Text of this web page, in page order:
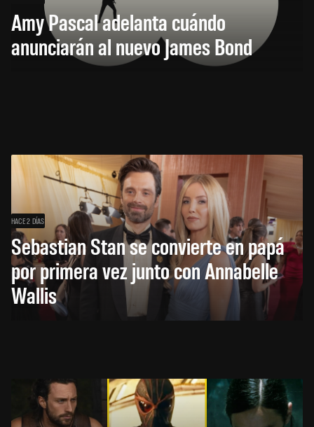
Amy Pascal adelanta cuándo
anunciarán al nuevo James Bond
HACE 2 DÍAS
Sebastian Stan se convierte en papá
por primera vez junto con Annabelle
Wallis